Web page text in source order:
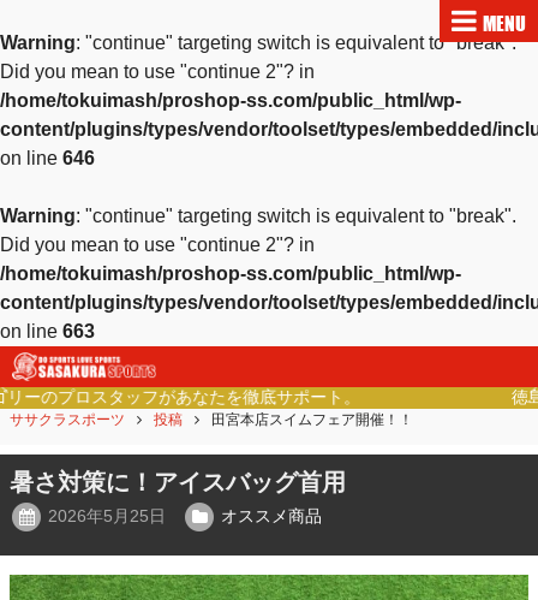
Warning: "continue" targeting switch is equivalent to "break".
Did you mean to use "continue 2"? in
/home/tokuimash/proshop-ss.com/public_html/wp-
content/plugins/types/vendor/toolset/types/embedded/
on line 646
Warning: "continue" targeting switch is equivalent to "break".
Did you mean to use "continue 2"? in
/home/tokuimash/proshop-ss.com/public_html/wp-
content/plugins/types/vendor/toolset/types/embedded/
on line 663
MENU
徳島県民の健康的なライフスタイルをご提案。
Previous
ササクラスポーツ 投稿 田宮本店スイムフェア開催！！
暑さ対策に！アイスバッグ首用
2026年5月25日 オススメ商品